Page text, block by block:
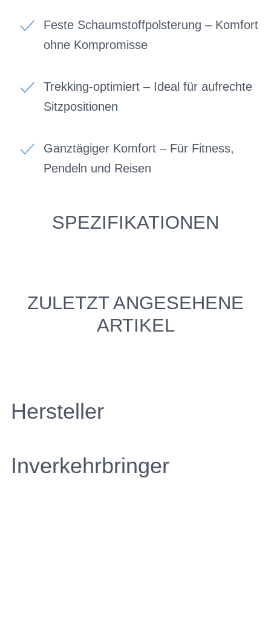
Feste Schaumstoffpolsterung – Komfort
ohne Kompromisse
Trekking-optimiert – Ideal für aufrechte
Sitzpositionen
Ganztägiger Komfort – Für Fitness,
Pendeln und Reisen
SPEZIFIKATIONEN
ZULETZT ANGESEHENE
ARTIKEL
Hersteller
Inverkehrbringer